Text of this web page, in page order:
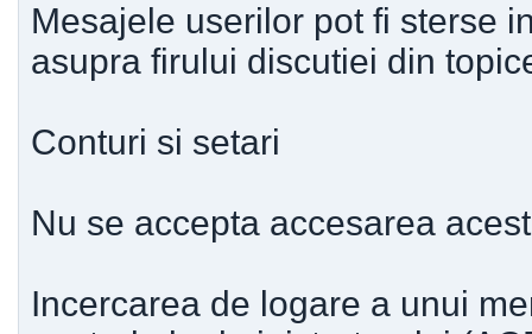
Mesajele userilor pot fi sterse
asupra firului discutiei din
Conturi si setari
Nu se accepta accesarea
Incercarea de logare a unui